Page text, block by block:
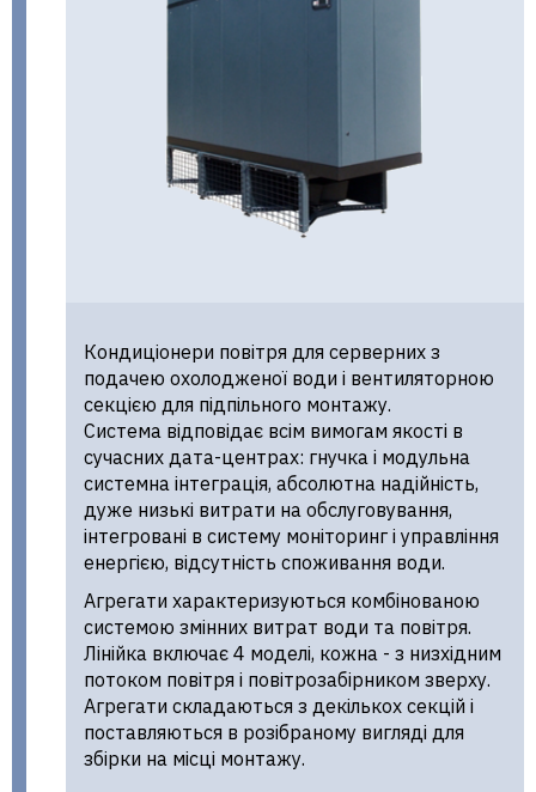
Кондиціонери повітря для серверних з
подачею охолодженої води і вентиляторною
секцією для підпільного монтажу.
Система відповідає всім вимогам якості в
сучасних дата-центрах: гнучка і модульна
системна інтеграція, абсолютна надійність,
дуже низькі витрати на обслуговування,
інтегровані в систему моніторинг і управління
енергією, відсутність споживання води.
Агрегати характеризуються комбінованою
системою змінних витрат води та повітря.
Лінійка включає 4 моделі, кожна - з низхідним
потоком повітря і повітрозабірником зверху.
Агрегати складаються з декількох секцій і
поставляються в розібраному вигляді для
збірки на місці монтажу.